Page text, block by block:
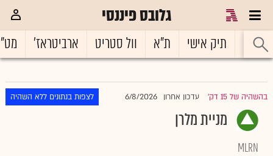
גלובס פיננסי
ראשי תיק אישי ת"א וול סטריט ארביטראז'
בהשהיה של 15 דק' עדכון אחרון 6/8/2026 לצפות בנתונים ללא השהיה
מניית מלרן
MLRN